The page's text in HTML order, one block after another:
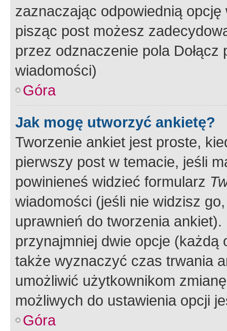
zaznaczając odpowiednią
pisząc post możesz
przez odznaczenie pola
wiadomości)
Góra
Jak mogę utworzyć ankietę?
Tworzenie ankiet jest proste,
pierwszy post w temacie, jeśli
powinieneś widzieć formularz
wiadomości (jeśli nie widzisz
uprawnień do tworzenia
przynajmniej dwie opcje
także wyznaczyć czas trwania
umożliwić użytkownikom
możliwych do ustawienia opcji
Góra